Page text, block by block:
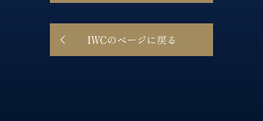
IWCのページに戻る